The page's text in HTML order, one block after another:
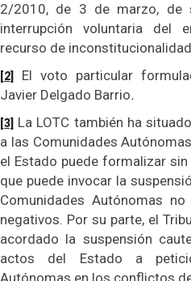
2/2010, de 3 de marzo, de
interrupción voluntaria del
recurso de
[2]
El voto particular
Javier Delgado Barrio.
[3] La LOTC también ha
a las Comunidades
el Estado puede formalizar
que puede invocar la
Comunidades Autónomas
negativos. Por su parte, el
acordado la suspensión
actos del Estado a
Autónomas en los conflictos